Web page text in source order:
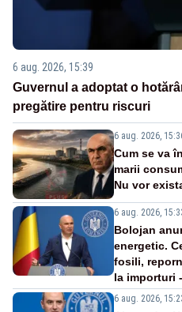
6 aug. 2026, 15:39
Guvernul a adoptat o
pregătire pentru riscuri
6 aug. 2026,
Cum se va
marii
Nu vor
6 aug. 2026,
Bolojan
energetic.
fosili,
la importuri
6 aug. 2026,